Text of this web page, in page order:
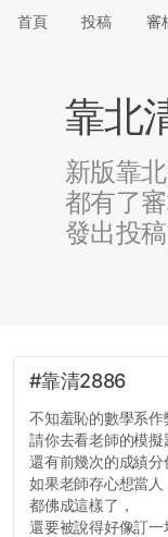
首頁 投稿 審
靠北
新版靠
都有了
發出投稿
#靠清2886
不知羞恥的數學系作
請你去看老師的模擬
還有前幾次的成績分
如果老師存心想當人
都佛成這樣了，
還要被說得好像訂一